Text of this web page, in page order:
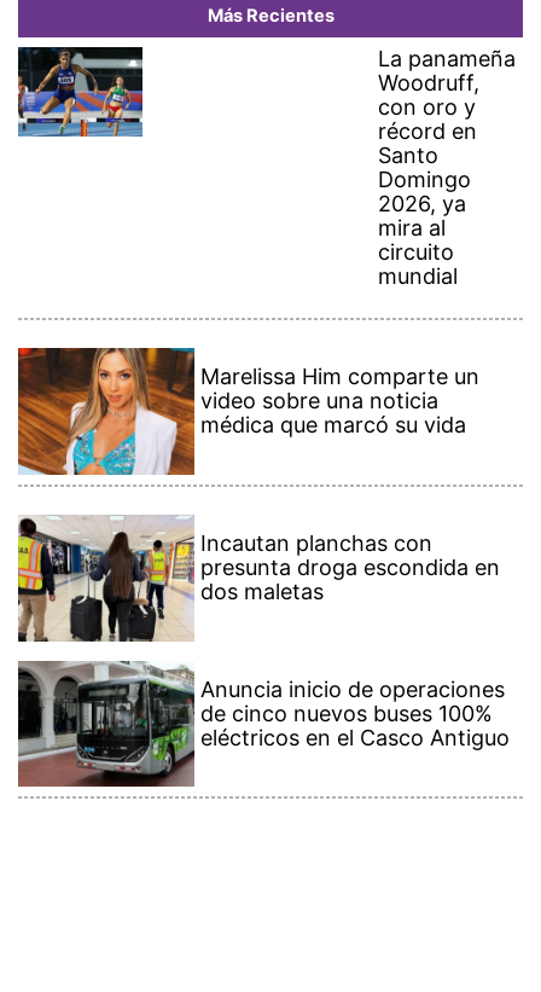
La panameña
Woodruff,
con oro y
récord en
Santo
Domingo
2026, ya
mira al
circuito
mundial
video sobre una noticia
médica que marcó su vida
presunta droga escondida en
dos maletas
de cinco nuevos buses 100%
eléctricos en el Casco Antiguo